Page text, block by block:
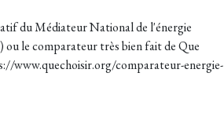
du Médiateur National de l'énergie
le comparateur très bien fait de Que
www.quechoisir.org/comparateur-energie-